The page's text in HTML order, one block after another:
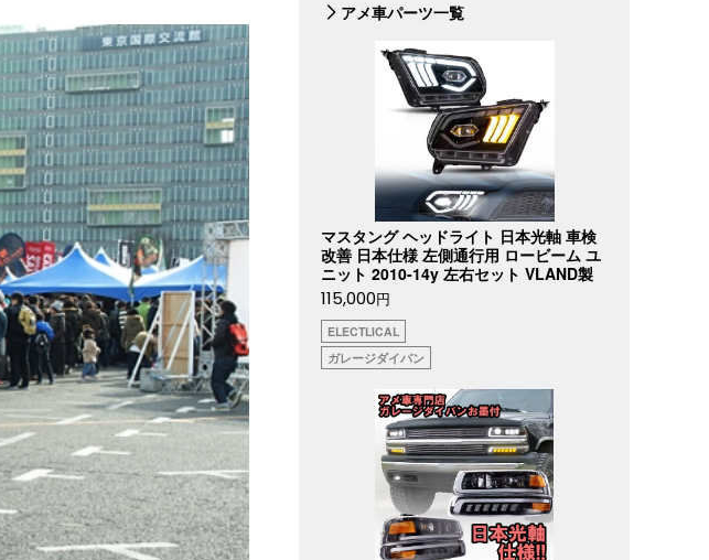
アメ車パーツ一覧
マスタング ヘッドライト 日本光軸 車検
改善 日本仕様 左側通行用 ロービーム ユ
ニット 2010-14y 左右セット VLAND製
115,000円
ELECTLICAL
ガレージダイバン